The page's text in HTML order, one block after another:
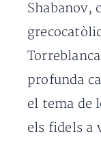
Shabanov,
profunda
el tema de
els fidels a